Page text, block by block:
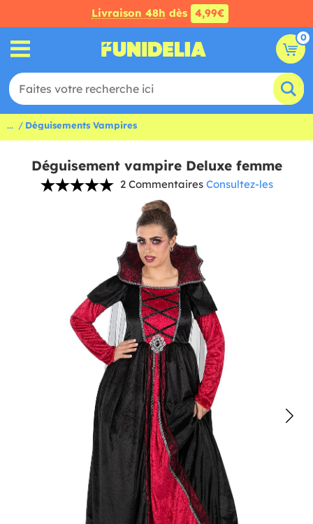
Livraison 48h dès 4,99€
0
... Déguisements Vampires
Déguisement vampire Deluxe femme
2 Commentaires Consultez-les